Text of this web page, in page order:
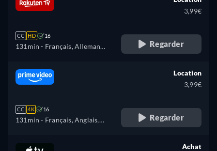
CC HD 16
131min - Français, Allemand,
3,99€
Regarder
CC 4K 16
131min - Français, Anglais,
Location
3,99€
Regarder
Achat